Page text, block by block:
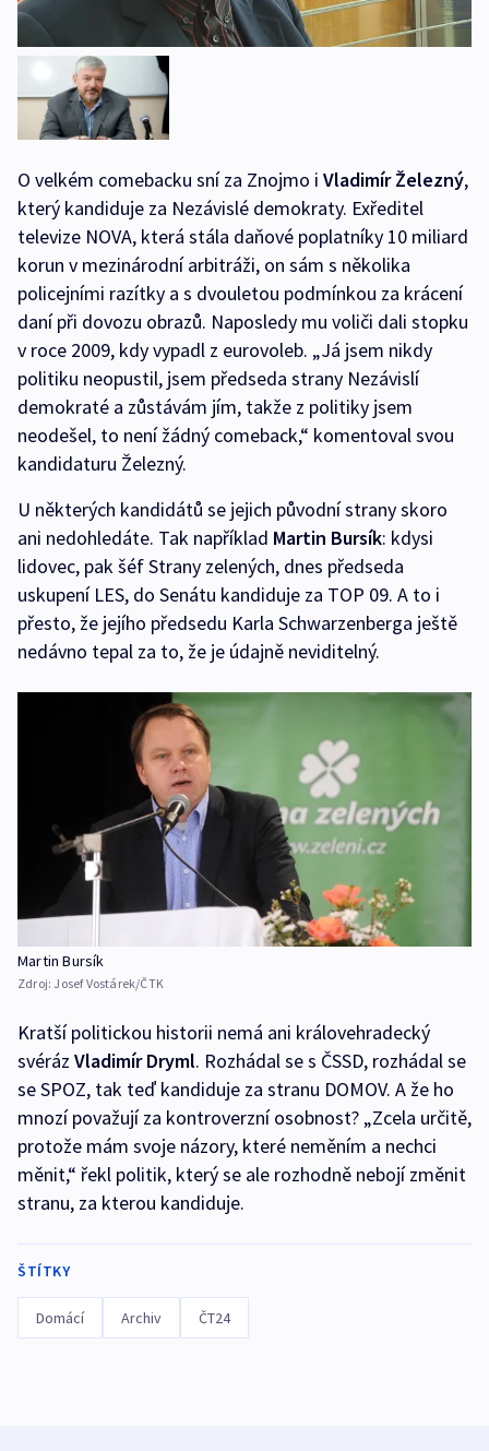
O velkém comebacku sní za Znojmo i Vladimír Železný,
který kandiduje za Nezávislé demokraty. Exředitel
televize NOVA, která stála daňové poplatníky 10 miliard
korun v mezinárodní arbitráži, on sám s několika
policejními razítky a s dvouletou podmínkou za krácení
daní při dovozu obrazů. Naposledy mu voliči dali stopku
v roce 2009, kdy vypadl z eurovoleb. „Já jsem nikdy
politiku neopustil, jsem předseda strany Nezávislí
demokraté a zůstávám jím, takže z politiky jsem
neodešel, to není žádný comeback,“ komentoval svou
kandidaturu Železný.
U některých kandidátů se jejich původní strany skoro
ani nedohledáte. Tak například Martin Bursík: kdysi
lidovec, pak šéf Strany zelených, dnes předseda
uskupení LES, do Senátu kandiduje za TOP 09. A to i
přesto, že jejího předsedu Karla Schwarzenberga ještě
nedávno tepal za to, že je údajně neviditelný.
Martin Bursík
Zdroj: Josef Vostárek/ČTK
Kratší politickou historii nemá ani královehradecký
svéráz Vladimír Dryml. Rozhádal se s ČSSD, rozhádal se
se SPOZ, tak teď kandiduje za stranu DOMOV. A že ho
mnozí považují za kontroverzní osobnost? „Zcela určitě,
protože mám svoje názory, které neměním a nechci
měnit,“ řekl politik, který se ale rozhodně nebojí změnit
stranu, za kterou kandiduje.
ŠTÍTKY
Domácí Archiv ČT24